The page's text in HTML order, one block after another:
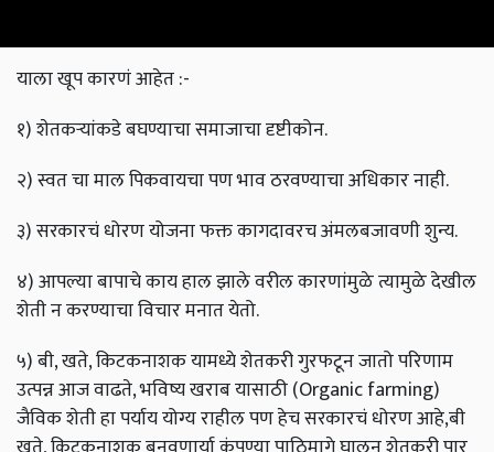
याला खूप कारणं आहेत :-
१) शेतकऱ्यांकडे बघण्याचा समाजाचा दृष्टीकोन.
२) स्वत चा माल पिकवायचा पण भाव ठरवण्याचा अधिकार नाही.
३) सरकारचं धोरण योजना फक्त कागदावरच अंमलबजावणी शुन्य.
४) आपल्या बापाचे काय हाल झाले वरील कारणांमुळे त्यामुळे देखील
शेती न करण्याचा विचार मनात येतो.
५) बी, खते, किटकनाशक यामध्ये शेतकरी गुरफटून जातो परिणाम
उत्पन्न आज वाढते, भविष्य खराब यासाठी (Organic farming)
जैविक शेती हा पर्याय योग्य राहील पण हेच सरकारचं धोरण आहे,बी